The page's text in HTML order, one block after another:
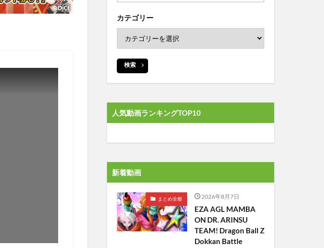
カテゴリー
検索
人気動画ランキングTOP10
新着動画
まとめ全般 2026年8月7日
EZA AGL MAMBA
ON DR. ARINSU
TEAM! Dragon Ball Z
Dokkan Battle